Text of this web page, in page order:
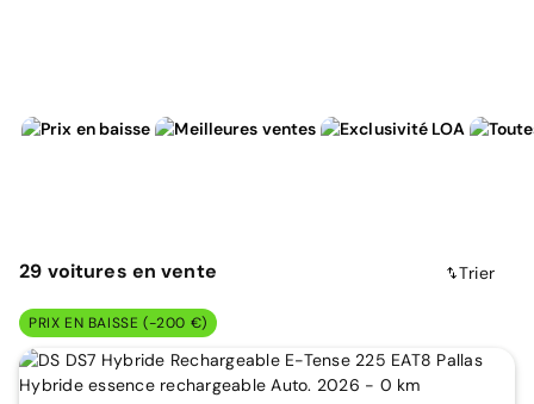
29 voitures en vente Trier
PRIX EN BAISSE (-200 €)